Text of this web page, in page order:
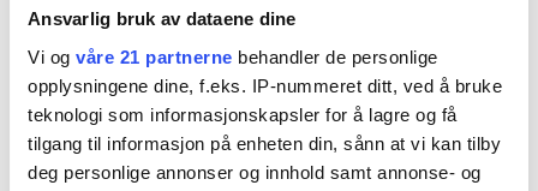
Ansvarlig bruk av dataene dine
Vi og våre 21 partnerne behandler de personlige
opplysningene dine, f.eks. IP-nummeret ditt, ved å bruke
teknologi som informasjonskapsler for å lagre og få
tilgang til informasjon på enheten din, sånn at vi kan tilby
deg personlige annonser og innhold samt annonse- og